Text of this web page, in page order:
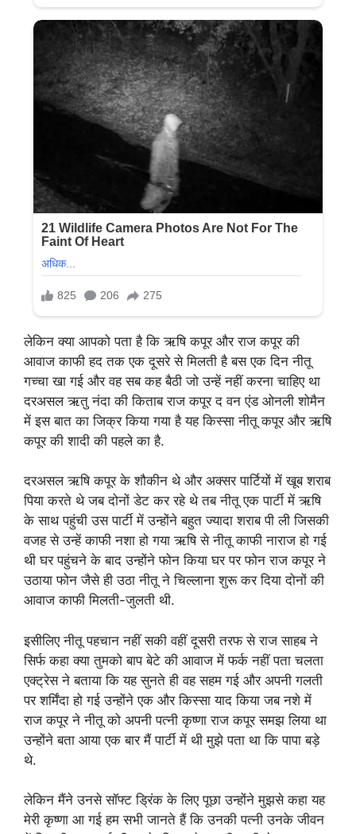
लेकिन क्या आपको पता है कि ऋषि कपूर और राज कपूर की
आवाज काफी हद तक एक दूसरे से मिलती है बस एक दिन नीतू
गच्चा खा गई और वह सब कह बैठी जो उन्हें नहीं करना चाहिए था
दरअसल ऋतु नंदा की किताब राज कपूर द वन एंड ओनली शोमैन
में इस बात का जिक्र किया गया है यह किस्सा नीतू कपूर और ऋषि
कपूर की शादी की पहले का है.
दरअसल ऋषि कपूर के शौकीन थे और अक्सर पार्टियों में खूब शराब
पिया करते थे जब दोनों डेट कर रहे थे तब नीतू एक पार्टी में ऋषि
के साथ पहुंची उस पार्टी में उन्होंने बहुत ज्यादा शराब पी ली जिसकी
वजह से उन्हें काफी नशा हो गया ऋषि से नीतू काफी नाराज हो गई
थी घर पहुंचने के बाद उन्होंने फोन किया घर पर फोन राज कपूर ने
उठाया फोन जैसे ही उठा नीतू ने चिल्लाना शुरू कर दिया दोनों की
आवाज काफी मिलती-जुलती थी.
इसीलिए नीतू पहचान नहीं सकी वहीं दूसरी तरफ से राज साहब ने
सिर्फ कहा क्या तुमको बाप बेटे की आवाज में फर्क नहीं पता चलता
एक्ट्रेस ने बताया कि यह सुनते ही वह सहम गई और अपनी गलती
पर शर्मिंदा हो गई उन्होंने एक और किस्सा याद किया जब नशे में
राज कपूर ने नीतू को अपनी पत्नी कृष्णा राज कपूर समझ लिया था
उन्होंने बता आया एक बार मैं पार्टी में थी मुझे पता था कि पापा बड़े
थे.
लेकिन मैंने उनसे सॉफ्ट ड्रिंक के लिए पूछा उन्होंने मुझसे कहा यह
मेरी कृष्णा आ गई हम सभी जानते हैं कि उनकी पत्नी उनके जीवन